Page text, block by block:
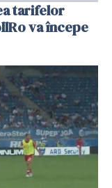
tarifelor
va începe